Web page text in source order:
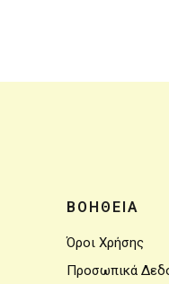
ΒΟΗΘΕΙΑ
Όροι Χρήσης
Προσωπικά